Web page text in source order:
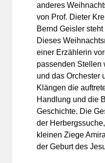
anderes
von Prof. Dieter
Bernd Geisler
Dieses
einer Erzählerin
passenden Stellen
und das Orchester
Klängen die
Handlung und die
Geschichte. Die
der
kleinen Ziege
der Geburt des